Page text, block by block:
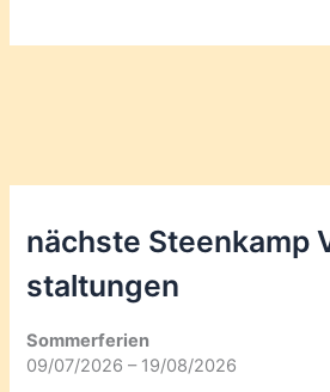
nächste Steenkamp
staltungen
Sommerferien
09/07/2026 – 19/08/2026